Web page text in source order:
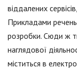
віддалених
Прикладами
розробки. Сюди ж
наглядової
міститься в